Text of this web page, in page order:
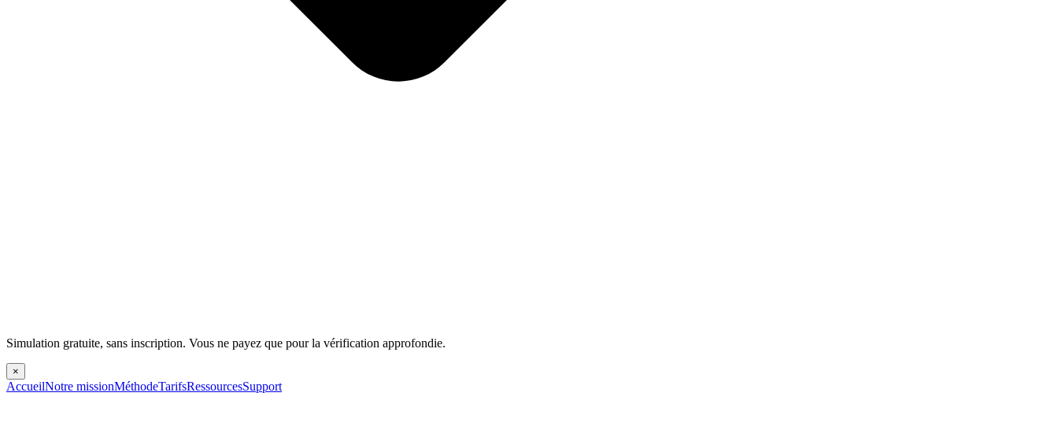
Simulation gratuite, sans inscription. Vous ne payez que pour la vérification approfondie.
×
AccueilNotre missionMéthodeTarifsRessourcesSupport